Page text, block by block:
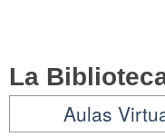
La
Aulas